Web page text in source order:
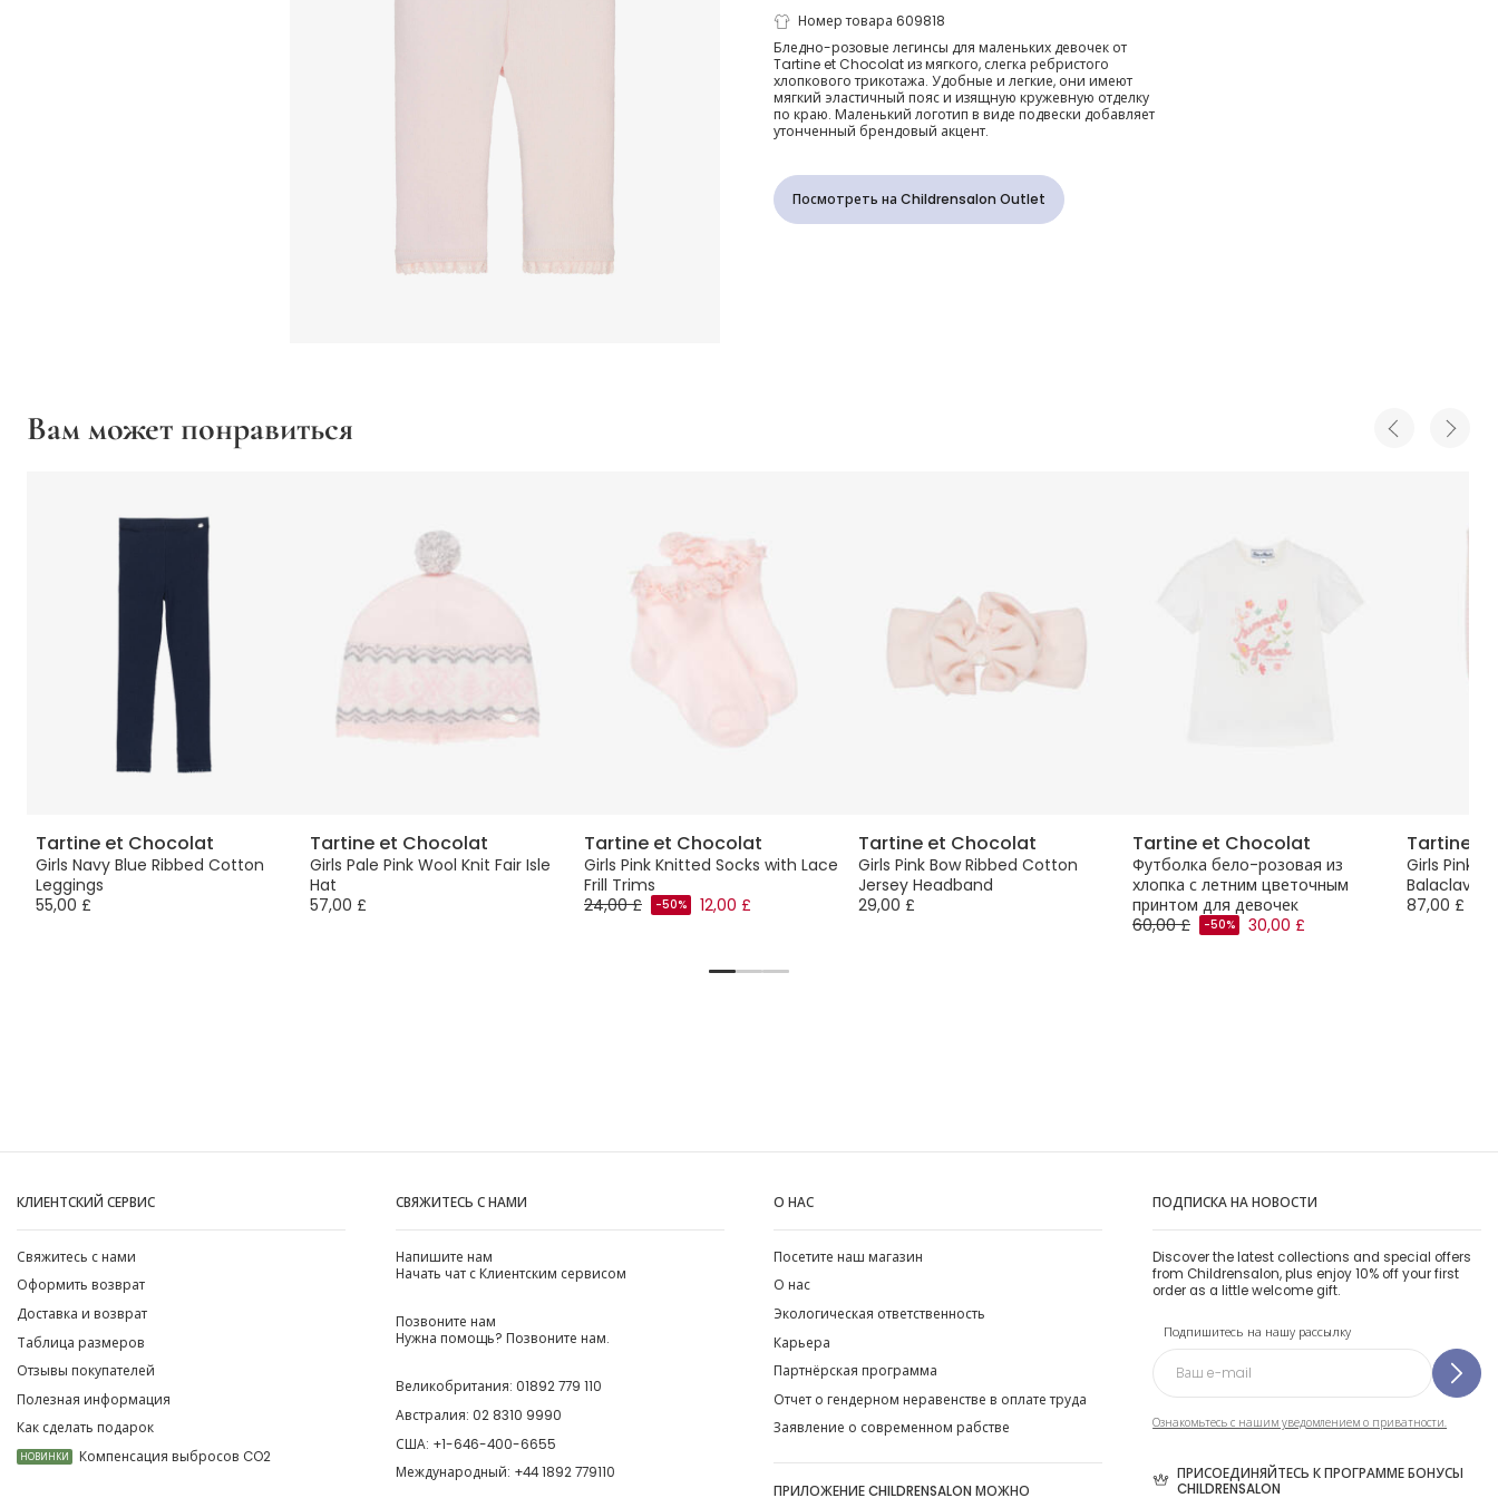
Легинсы розовые
хлопковые с
кружевной отделкой
для девочек
Номер товара 609818
Бледно-розовые легинсы для маленьких девочек от
Tartine et Chocolat из мягкого, слегка ребристого
хлопкового трикотажа. Удобные и легкие, они имеют
мягкий эластичный пояс и изящную кружевную отделку
по краю. Маленький логотип в виде подвески добавляет
утонченный брендовый акцент.
Посмотреть на Childrensalon Outlet
Вам может понравиться
Tartine et Chocolat
Girls Navy Blue Ribbed Cotton
Leggings
55,00 £
Tartine et Chocolat
Girls Pale Pink Wool Knit Fair Isle
Hat
57,00 £
Tartine et Chocolat
Girls Pink Knitted Socks with Lace
Frill Trims
24,00 £
-50% 12,00 £
Tartine et Chocolat
Girls Pink Bow Ribbed Cotton
Jersey Headband
29,00 £
Tartine et Chocolat
Футболка бело-розовая из
хлопка с летним цветочным
принтом для девочек
60,00 £
-50% 30,00 £
Tartine
Girls Pink
Balaclava
87,00 £
КЛИЕНТСКИЙ СЕРВИС
Свяжитесь с нами
Оформить возврат
Доставка и возврат
Таблица размеров
Отзывы покупателей
Полезная информация
Как сделать подарок
НОВИНКИ Компенсация выбросов CO2
СВЯЖИТЕСЬ С НАМИ
Напишите нам
Начать чат с Клиентским сервисом
Позвоните нам
Нужна помощь? Позвоните нам.
Великобритания: 01892 779 110
Австралия: 02 8310 9990
США: +1-646-400-6655
Международный: +44 1892 779110
О НАС
Посетите наш магазин
О нас
Экологическая ответственность
Карьера
Партнёрская программа
Отчет о гендерном неравенстве в оплате труда
Заявление о современном рабстве
ПРИЛОЖЕНИЕ CHILDRENSALON МОЖНО
ПОДПИСКА НА НОВОСТИ
Discover the latest collections and special offers
from Childrensalon, plus enjoy 10% off your first
order as a little welcome gift.
Подпишитесь на нашу рассылку
Ознакомьтесь с нашим уведомлением о приватности.
ПРИСОЕДИНЯЙТЕСЬ К ПРОГРАММЕ БОНУСЫ
CHILDRENSALON